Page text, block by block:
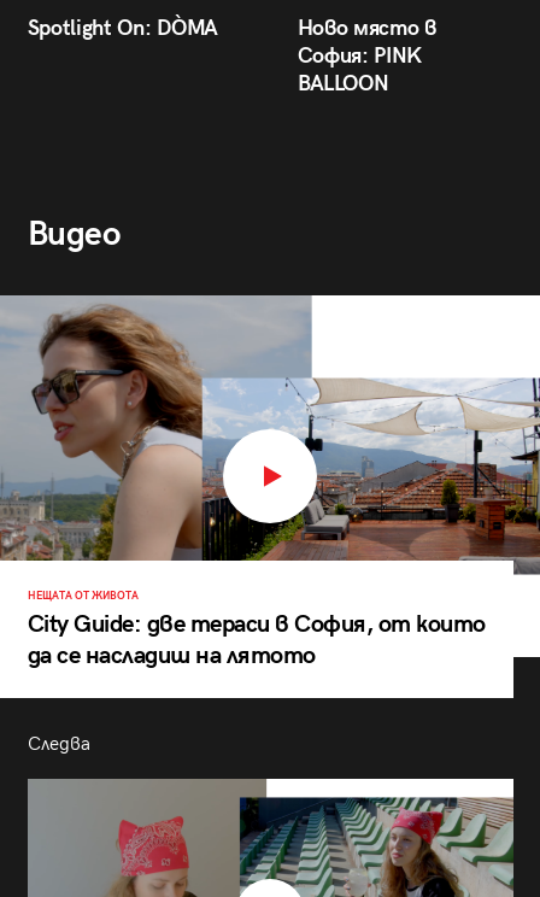
Spotlight On: DÒMA
Ново място в
София: PINK
BALLOON
Видео
НЕЩАТА ОТ ЖИВОТА
City Guide: две тераси в София, от които
да се насладиш на лятото
Следва